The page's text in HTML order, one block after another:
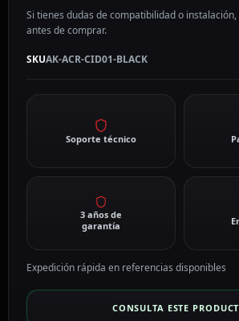
Si tienes dudas de compatibilidad o
antes de comprar.
SKUAK-ACR-CID01-BLACK
Soporte técnico
3 años de
garantía
Expedición rápida en referencias disponibles
CONSULTA ESTE